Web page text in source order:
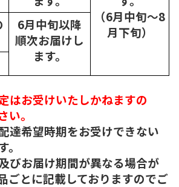
（6月中旬～8
月下旬）
6月中旬以降
順次お届けし
ます。
はお受けいたしかねますの
い。
達希望時期をお受けできない
びお届け期間が異なる場合が
ごとに記載しておりますのでご